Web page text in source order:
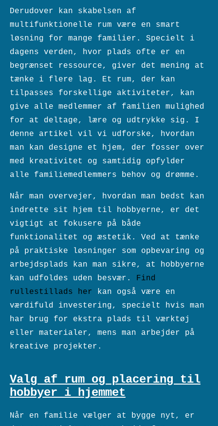
Derudover kan skabelsen af
multifunktionelle rum være en smart
løsning for mange familier. Specielt i
dagens verden, hvor plads ofte er en
begrænset ressource, giver det mening at
tænke i flere lag. Et rum, der kan
tilpasses forskellige aktiviteter, kan
give alle medlemmer af familien mulighed
for at deltage, lære og udtrykke sig. I
denne artikel vil vi udforske, hvordan
man kan designe et hjem, der fosser over
med kreativitet og samtidig opfylder
alle familiemedlemmers behov og drømme.
Når man overvejer, hvordan man bedst kan
indrette sit hjem til hobbyerne, er det
vigtigt at fokusere på både
funktionalitet og æstetik. Ved at tænke
på praktiske løsninger som opbevaring og
arbejdsplads kan man sikre, at hobbyerne
kan udfoldes uden besvær. Find
rullestillads her
kan også være en
værdifuld investering, specielt hvis man
har brug for ekstra plads til værktøj
eller materialer, mens man arbejder på
kreative projekter.
Valg af rum og placering til
hobbyer i hjemmet
Når en familie vælger at bygge nyt, er